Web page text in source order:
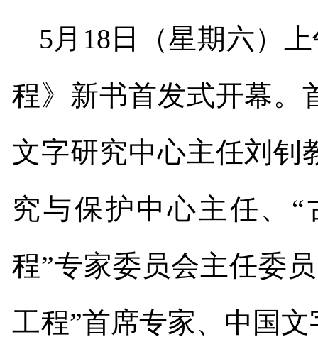
5月 18 日（星期六）
程》新书首发式开幕。
文字研究中心主任刘钊
究与保护中心主任、
程”专家委员会主任委
工程”首席专家、中国